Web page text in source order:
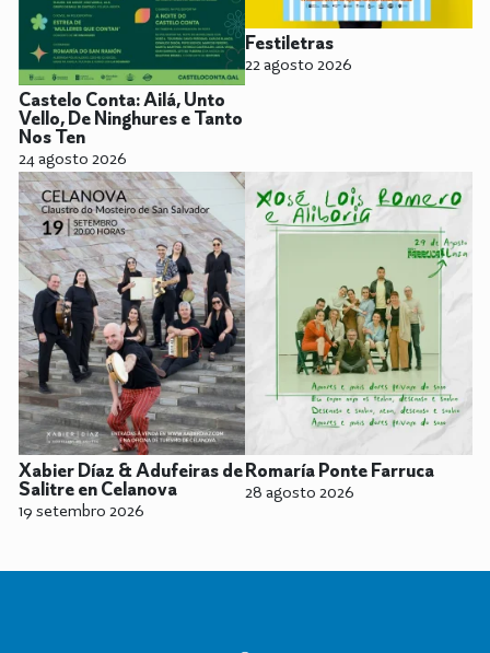
Castelo Conta: Ailá, Unto
Vello, De Ninghures e Tanto
Nos Ten
24 agosto 2026
Festiletras
22 agosto 2026
Xabier Díaz & Adufeiras de
Salitre en Celanova
19 setembro 2026
Romaría Ponte Farruca
28 agosto 2026